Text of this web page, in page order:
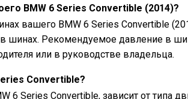
BMW 6 Series Convertible (2014)?
вашего BMW 6 Series Convertible
шинах. Рекомендуемое давление в
или в руководстве владельца.
Convertible?
6 Series Convertible, зависит от типа